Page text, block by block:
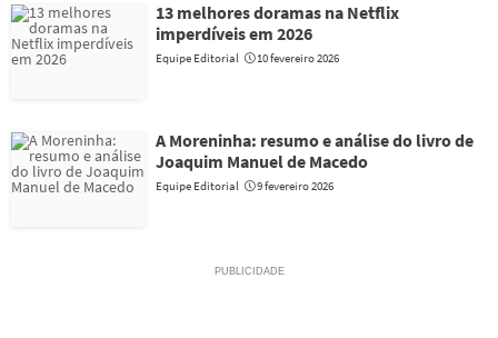
13 melhores doramas na Netflix
imperdíveis em 2026
Equipe Editorial 10 fevereiro 2026
A Moreninha: resumo e análise do livro de
Joaquim Manuel de Macedo
Equipe Editorial 9 fevereiro 2026